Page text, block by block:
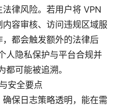
律风险。若用户将 VPN
容审核、访问违规区域服
都会触发额外的法律后
人隐私保护与平台合规并
都可能被追溯。
安全要点
确保日志策略透明，能在需